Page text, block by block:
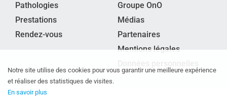
Pathologies
Prestations
Rendez-vous
Groupe OnO
Médias
Partenaires
Mentions légales
Notre site utilise des cookies pour vous garantir une meilleure expérience
et réaliser des statistiques de visites.
En savoir plus